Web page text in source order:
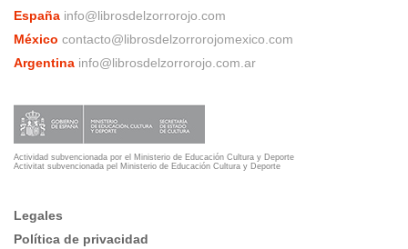
España info@librosdelzorrorojo.com
México contacto@librosdelzorrorojomexico.com
Argentina info@librosdelzorrorojo.com.ar
Actividad subvencionada por el Ministerio de Educación Cultura y Deporte
Activitat subvencionada pel Ministerio de Educación Cultura y Deporte
Legales
Política de privacidad